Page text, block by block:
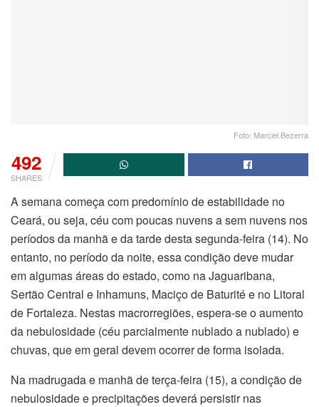
Foto: Marciel Bezerra
492
SHARES
A semana começa com predomínio de estabilidade no
Ceará, ou seja, céu com poucas nuvens a sem nuvens nos
períodos da manhã e da tarde desta segunda-feira (14). No
entanto, no período da noite, essa condição deve mudar
em algumas áreas do estado, como na Jaguaribana,
Sertão Central e Inhamuns, Maciço de Baturité e no Litoral
de Fortaleza. Nestas macrorregiões, espera-se o aumento
da nebulosidade (céu parcialmente nublado a nublado) e
chuvas, que em geral devem ocorrer de forma isolada.
Na madrugada e manhã de terça-feira (15), a condição de
nebulosidade e precipitações deverá persistir nas